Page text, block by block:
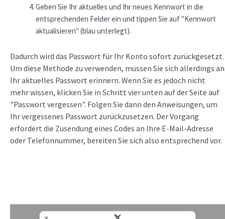
Geben Sie Ihr aktuelles und Ihr neues Kennwort in die
entsprechenden Felder ein und tippen Sie auf "Kennwort
aktualisieren" (blau unterlegt).
Dadurch wird das Passwort für Ihr Konto sofort zurückgesetzt.
Um diese Methode zu verwenden, müssen Sie sich allerdings an
Ihr aktuelles Passwort erinnern. Wenn Sie es jedoch nicht
mehr wissen, klicken Sie in Schritt vier unten auf der Seite auf
"Passwort vergessen". Folgen Sie dann den Anweisungen, um
Ihr vergessenes Passwort zurückzusetzen. Der Vorgang
erfordert die Zusendung eines Codes an Ihre E-Mail-Adresse
oder Telefonnummer, bereiten Sie sich also entsprechend vor.